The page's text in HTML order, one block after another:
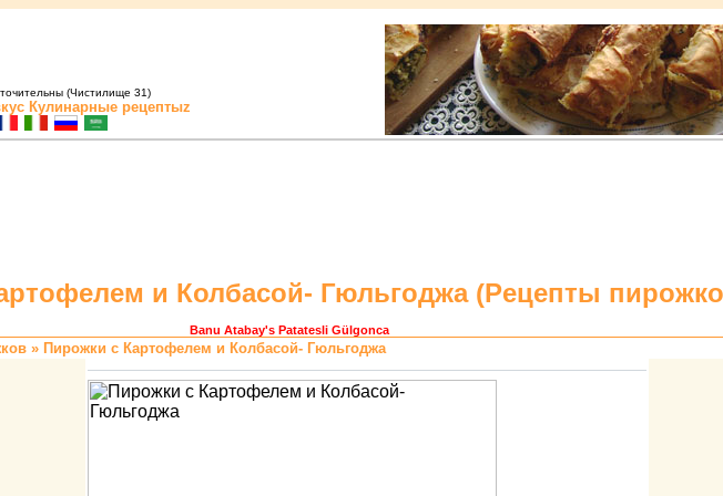
(Чистилище 31)
Кулинарные рецептыz
и Колбасой- Гюльгоджа (Pецепты
Banu Atabay's Patatesli Gülgonca
» Пиpожки с Каpтофелем и Колбасой- Гюльгоджа